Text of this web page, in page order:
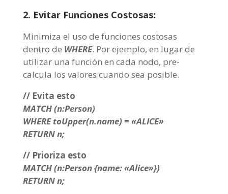
2. Evitar Funciones Costosas:
Minimiza el uso de funciones costosas
dentro de WHERE. Por ejemplo, en lugar de
utilizar una función en cada nodo, pre-
calcula los valores cuando sea posible.
// Evita esto
MATCH (n:Person)
WHERE toUpper(n.name) = «ALICE»
RETURN n;
// Prioriza esto
MATCH (n:Person {name: «Alice»})
RETURN n;